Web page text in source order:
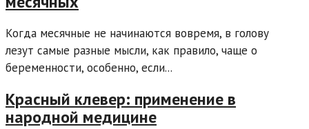
Когда месячные не начинаются вовремя, в голову
лезут самые разные мысли, как правило, чаще о
беременности, особенно, если...
Красный клевер: применение в
народной медицине